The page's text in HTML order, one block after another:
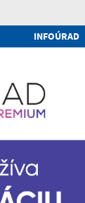
INFOÚRAD